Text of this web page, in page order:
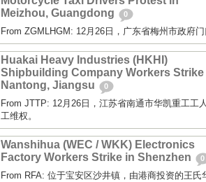
Meizhou, Guangdong
0
From ZGMLHGM: 12月26日，广东省梅州市政府
Huakai Heavy Industries (HKHI)
Shipbuilding Company Workers Strike
Nantong, Jiangsu
0
From JTTP: 12月26日，江苏省南通市华凯重工工
工维权。
Wanshihua (WEC / WKK) Electronics
Factory Workers Strike in Shenzhen
0
From RFA: 位于宝安区沙井镇，由港商投资的王